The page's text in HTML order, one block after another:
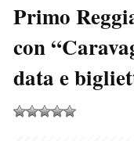
Primo
con
data e